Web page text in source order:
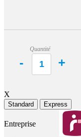
Quantité
X
Standard Express
Entreprise